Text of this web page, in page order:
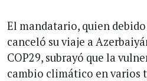
El mandatario, quien
canceló su viaje a
COP29, subrayó que la
cambio climático en varios